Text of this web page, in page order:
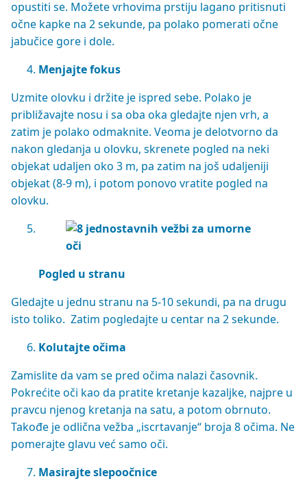
opustiti se. Možete vrhovima prstiju lagano pritisnuti
očne kapke na 2 sekunde, pa polako pomerati očne
jabučice gore i dole.
Menjajte fokus
Uzmite olovku i držite je ispred sebe. Polako je
približavajte nosu i sa oba oka gledajte njen vrh, a
zatim je polako odmaknite. Veoma je delotvorno da
nakon gledanja u olovku, skrenete pogled na neki
objekat udaljen oko 3 m, pa zatim na još udaljeniji
objekat (8-9 m), i potom ponovo vratite pogled na
olovku.
Pogled u stranu
Gledajte u jednu stranu na 5-10 sekundi, pa na drugu
isto toliko. Zatim pogledajte u centar na 2 sekunde.
Kolutajte očima
Zamislite da vam se pred očima nalazi časovnik.
Pokrećite oči kao da pratite kretanje kazaljke, najpre u
pravcu njenog kretanja na satu, a potom obrnuto.
Takođe je odlična vežba „iscrtavanje“ broja 8 očima. Ne
pomerajte glavu već samo oči.
Masirajte slepoočnice